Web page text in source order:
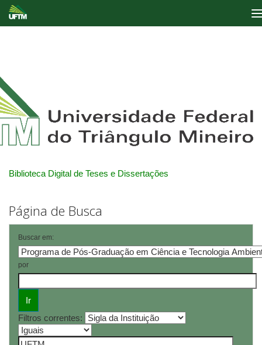
Biblioteca Digital de Teses e Dissertações
Página de Busca
Buscar em:
por
Filtros correntes: